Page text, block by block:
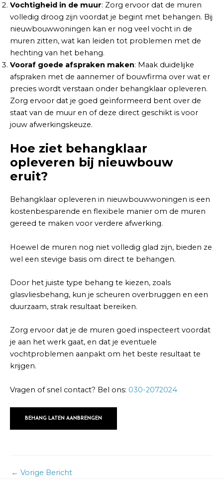
Vochtigheid in de muur: Zorg ervoor dat de muren
volledig droog zijn voordat je begint met behangen. Bij
nieuwbouwwoningen kan er nog veel vocht in de
muren zitten, wat kan leiden tot problemen met de
hechting van het behang.
Vooraf goede afspraken maken: Maak duidelijke
afspraken met de aannemer of bouwfirma over wat er
precies wordt verstaan onder behangklaar opleveren.
Zorg ervoor dat je goed geïnformeerd bent over de
staat van de muur en of deze direct geschikt is voor
jouw afwerkingskeuze.
Hoe ziet behangklaar
opleveren bij nieuwbouw
eruit?
Behangklaar opleveren in nieuwbouwwoningen is een
kostenbesparende en flexibele manier om de muren
gereed te maken voor verdere afwerking.
Hoewel de muren nog niet volledig glad zijn, bieden ze
wel een stevige basis om direct te behangen.
Door het juiste type behang te kiezen, zoals
glasvliesbehang, kun je scheuren overbruggen en een
duurzaam, strak resultaat bereiken.
Zorg ervoor dat je de muren goed inspecteert voordat
je aan het werk gaat, en dat je eventuele
vochtproblemen aanpakt om het beste resultaat te
krijgen.
Vragen of snel contact? Bel ons: 030-2072024
BEHANG LATEN AANBRENGEN
← Vorige Bericht